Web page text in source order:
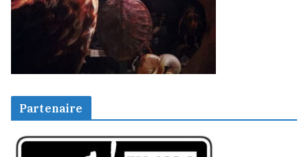
Partenaire